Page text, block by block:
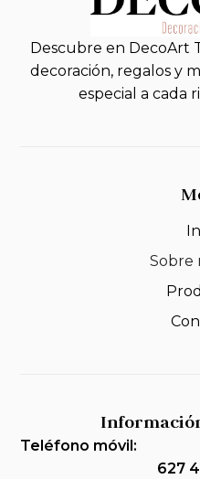
Descubre en DecoArt
decoración, regalos y
especial a cada
Sobre
Teléfono móvil:
627